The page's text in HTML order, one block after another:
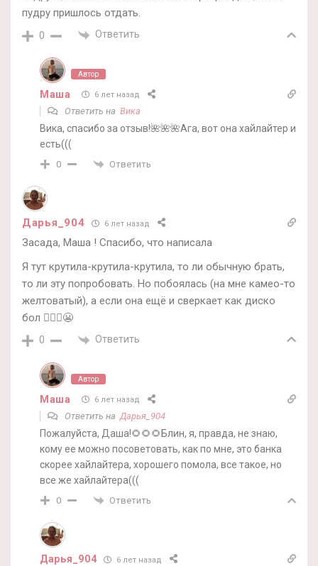
пудру пришлось отдать.
0 Ответить
Автор
Маша 6 лет назад
Ответить на Вика
Вика, спасибо за отзыв!🌺🌺🌺Ага, вот она хайлайтер и
есть(((
0 Ответить
Дарья_904 6 лет назад
Засада, Маша ! Спасибо, что написала
Я тут крутила-крутила-крутила, то ли обычную брать,
то ли эту попробовать. Но побоялась (на мне камео-то
желтоватый), а если она ещё и сверкает как диско
бол 🤦🏻‍♀️😬
0 Ответить
Автор
Маша 6 лет назад
Ответить на Дарья_904
Пожалуйста, Даша!🌻🌻🌻Блин, я, правда, не знаю,
кому ее можно посоветовать, как по мне, это банка
скорее хайлайтера, хорошего помола, все такое, но
все же хайлайтера(((
0 Ответить
Дарья_904 6 лет назад